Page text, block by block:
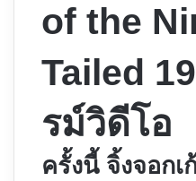
of the
Tailed
รม์วิดีโอ
ครั้งนี้ จิ้งจอก